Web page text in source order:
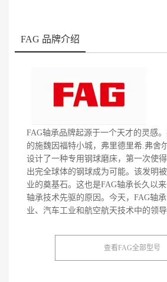
FAG 品牌介绍
FAG轴承品牌起源于一个天才的灵感
的施魏因福特小城，弗里德里希.弗舍
设计了一种专用钢球磨床，第一次使
出完全球体的钢球成为可能。该发明
业的奠基石。这也是FAG轴承长久以
轴承技术先驱的原因。今天，FAG轴
业、汽车工业和航空航天技术中的领导
查看FAG全部型号